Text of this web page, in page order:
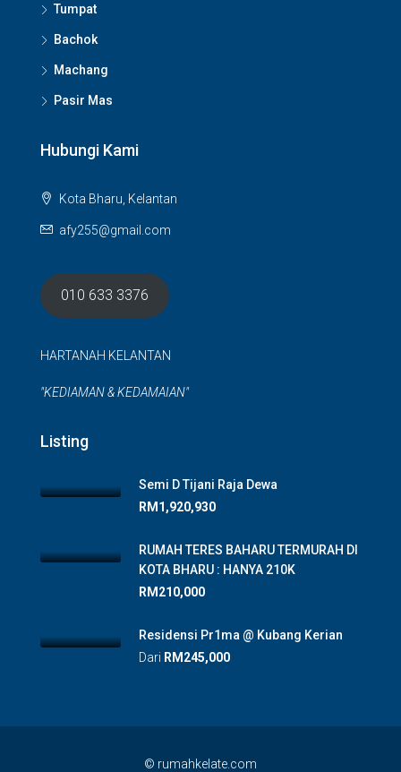
Tumpat
Bachok
Machang
Pasir Mas
Hubungi Kami
Kota Bharu, Kelantan
afy255@gmail.com
010 633 3376
HARTANAH KELANTAN
"KEDIAMAN & KEDAMAIAN"
Listing
Semi D Tijani Raja Dewa
RM1,920,930
RUMAH TERES BAHARU TERMURAH DI
KOTA BHARU : HANYA 210K
RM210,000
Residensi Pr1ma @ Kubang Kerian
Dari RM245,000
© rumahkelate.com